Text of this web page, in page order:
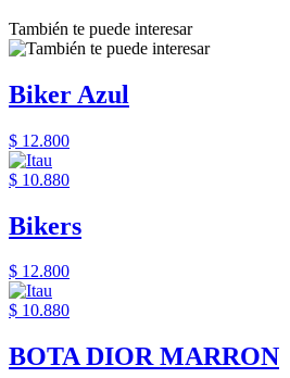
También te puede interesar
Biker Azul
$ 12.800
$ 10.880
Bikers
$ 12.800
$ 10.880
BOTA DIOR MARRON